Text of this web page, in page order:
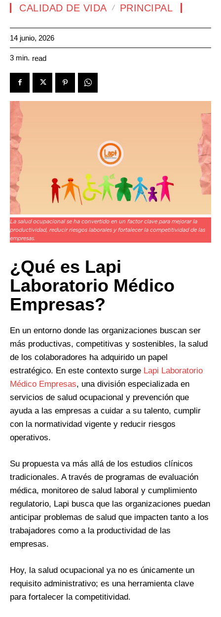
CALIDAD DE VIDA PRINCIPAL
14 junio, 2026
3 min. read
La salud ocupacional se ha convertido en un factor clave para mejorar la
productividad, reducir riesgos laborales y fortalecer la competitividad de las
empresas.
¿Qué es Lapi
Laboratorio Médico
Empresas?
En un entorno donde las organizaciones buscan ser
más productivas, competitivas y sostenibles, la salud
de los colaboradores ha adquirido un papel
estratégico. En este contexto surge Lapi Laboratorio
Médico Empresas, una división especializada en
servicios de salud ocupacional y prevención que
ayuda a las empresas a cuidar a su talento, cumplir
con la normatividad vigente y reducir riesgos
operativos.
Su propuesta va más allá de los estudios clínicos
tradicionales. A través de programas de evaluación
médica, monitoreo de salud laboral y cumplimiento
regulatorio, Lapi busca que las organizaciones puedan
anticipar problemas de salud que impacten tanto a los
trabajadores como a la productividad de las
empresas.
Hoy, la salud ocupacional ya no es únicamente un
requisito administrativo; es una herramienta clave
para fortalecer la competitividad.